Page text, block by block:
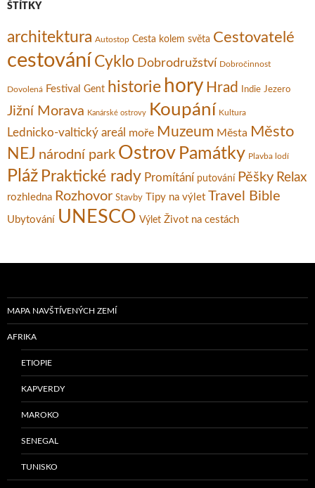
ŠTÍTKY
architektura Autostop Cesta kolem světa Cestovatelé
cestování Cyklo Dobrodružství Dobročinnost
Dovolená Festival Gent historie hory Hrad Indie Jezero
Jižní Morava Kanárské ostrovy Koupání Kultura
Lednicko-valtický areál moře Muzeum Města Město
NEJ národní park Ostrov Památky Plavba lodí
Pláž Praktické rady Promítání putování Pěšky Relax
rozhledna Rozhovor Stavby Tipy na výlet Travel Bible
Ubytování UNESCO Výlet Život na cestách
MAPA NAVŠTÍVENÝCH ZEMÍ
AFRIKA
ETIOPIE
KAPVERDY
MAROKO
SENEGAL
TUNISKO